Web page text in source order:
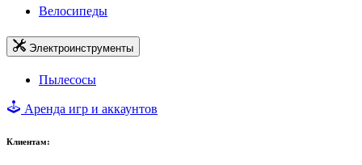
Велосипеды
Электроинструменты
Пылесосы
Аренда игр и аккаунтов
Клиентам: